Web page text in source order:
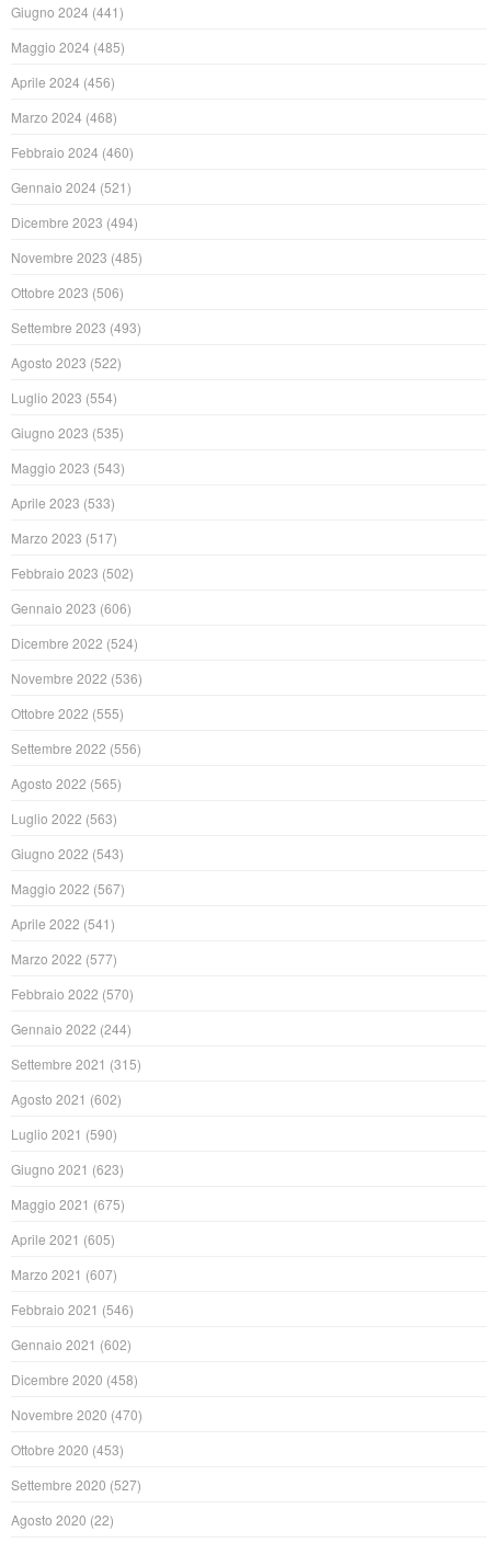
Giugno 2024 (441)
Maggio 2024 (485)
Aprile 2024 (456)
Marzo 2024 (468)
Febbraio 2024 (460)
Gennaio 2024 (521)
Dicembre 2023 (494)
Novembre 2023 (485)
Ottobre 2023 (506)
Settembre 2023 (493)
Agosto 2023 (522)
Luglio 2023 (554)
Giugno 2023 (535)
Maggio 2023 (543)
Aprile 2023 (533)
Marzo 2023 (517)
Febbraio 2023 (502)
Gennaio 2023 (606)
Dicembre 2022 (524)
Novembre 2022 (536)
Ottobre 2022 (555)
Settembre 2022 (556)
Agosto 2022 (565)
Luglio 2022 (563)
Giugno 2022 (543)
Maggio 2022 (567)
Aprile 2022 (541)
Marzo 2022 (577)
Febbraio 2022 (570)
Gennaio 2022 (244)
Settembre 2021 (315)
Agosto 2021 (602)
Luglio 2021 (590)
Giugno 2021 (623)
Maggio 2021 (675)
Aprile 2021 (605)
Marzo 2021 (607)
Febbraio 2021 (546)
Gennaio 2021 (602)
Dicembre 2020 (458)
Novembre 2020 (470)
Ottobre 2020 (453)
Settembre 2020 (527)
Agosto 2020 (22)